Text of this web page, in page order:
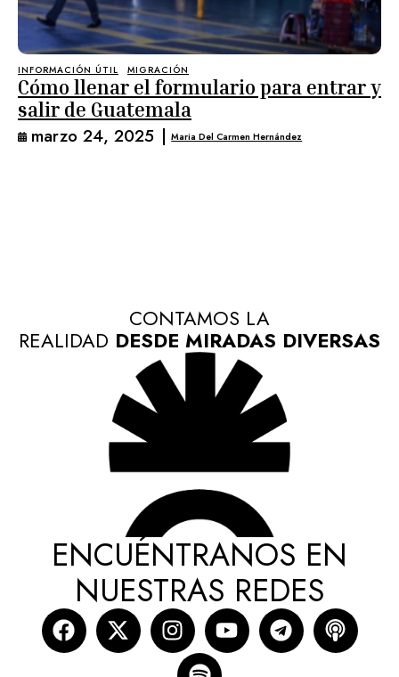
INFORMACIÓN ÚTIL MIGRACIÓN
Cómo llenar el formulario para entrar y
salir de Guatemala
marzo 24, 2025 | Maria Del Carmen Hernández
CONTAMOS LA
REALIDAD DESDE MIRADAS DIVERSAS
ENCUÉNTRANOS EN
NUESTRAS REDES